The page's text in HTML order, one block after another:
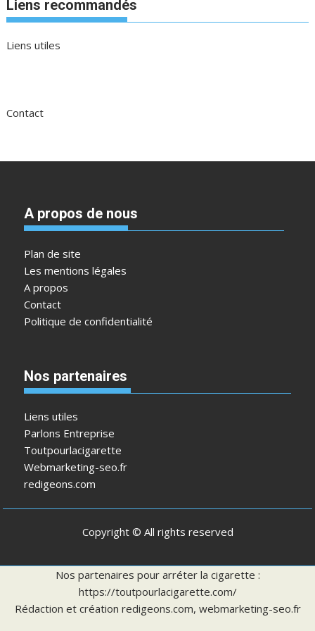
Liens recommandés
Liens utiles
Contact
A propos de nous
Plan de site
Les mentions légales
A propos
Contact
Politique de confidentialité
Nos partenaires
Liens utiles
Parlons Entreprise
Toutpourlacigarette
Webmarketing-seo.fr
redigeons.com
Copyright © All rights reserved
Nos partenaires pour arréter la cigarette :
https://toutpourlacigarette.com/
Rédaction et création redigeons.com, webmarketing-seo.fr